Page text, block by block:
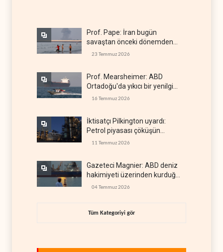
Prof. Pape: İran bugün
savaştan önceki dönemden
çok daha güçlü
23 Temmuz 2026
Prof. Mearsheimer: ABD
Ortadoğu'da yıkıcı bir yenilgi
aldı
16 Temmuz 2026
İktisatçı Pilkington uyardı:
Petrol piyasası çöküşün
eşiğinde
11 Temmuz 2026
Gazeteci Magnier: ABD deniz
hakimiyeti üzerinden kurduğu
küresel gücü kaybetti
04 Temmuz 2026
Tüm Kategoriyi gör